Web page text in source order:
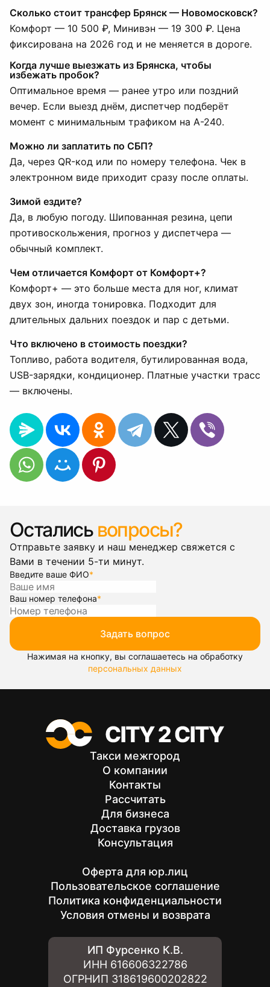
Сколько стоит трансфер Брянск — Новомосковск?
Комфорт — 10 500 ₽, Минивэн — 19 300 ₽. Цена
фиксирована на 2026 год и не меняется в дороге.
Когда лучше выезжать из Брянска, чтобы
избежать пробок?
Оптимальное время — ранее утро или поздний
вечер. Если выезд днём, диспетчер подберёт
момент с минимальным трафиком на А-240.
Можно ли заплатить по СБП?
Да, через QR-код или по номеру телефона. Чек в
электронном виде приходит сразу после оплаты.
Зимой ездите?
Да, в любую погоду. Шипованная резина, цепи
противоскольжения, прогноз у диспетчера —
обычный комплект.
Чем отличается Комфорт от Комфорт+?
Комфорт+ — это больше места для ног, климат
двух зон, иногда тонировка. Подходит для
длительных дальних поездок и пар с детьми.
Что включено в стоимость поездки?
Топливо, работа водителя, бутилированная вода,
USB-зарядки, кондиционер. Платные участки трасс
— включены.
Остались вопросы?
Отправьте заявку и наш менеджер свяжется с
Вами в течении 5-ти минут.
Введите ваше ФИО*
Ваш номер телефона*
Задать вопрос
Нажимая на кнопку, вы соглашаетесь на обработку
персональных данных
Такси межгород
О компании
Контакты
Рассчитать
Для бизнеса
Доставка грузов
Консультация
Оферта для юр.лиц
Пользовательское соглашение
Политика конфиденциальности
Условия отмены и возврата
ИП Фурсенко К.В.
ИНН 616606322786
ОГРНИП 318619600202822